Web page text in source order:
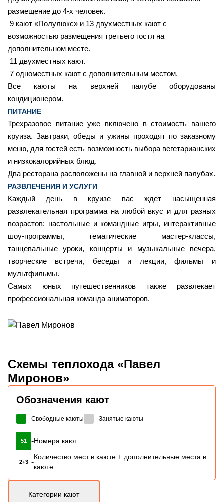
размещение до 4-х человек.
9 кают «Полулюкс» и 13 двухместных кают с
возможностью размещения третьего гостя на
дополнительном месте.
11 двухместных кают.
7 одноместных кают с дополнительным местом.
Все каюты на верхней палубе оборудованы
кондиционером.
ПИТАНИЕ
Трехразовое питание уже включено в стоимость вашего
круиза. Завтраки, обеды и ужины проходят по заказному
меню, для гостей есть возможность выбора вегетарианских
и низкокалорийных блюд.
Два ресторана расположены на главной и верхней палубах.
РАЗВЛЕЧЕНИЯ И УСЛУГИ
Каждый день в круизе вас ждет насыщенная
развлекательная программа на любой вкус и для разных
возрастов: настольные и командные игры, интерактивные
шоу-программы, тематические мастер-классы,
танцевальные уроки, концерты и музыкальные вечера,
творческие встречи, беседы и лекции, фильмы и
мультфильмы.
Самых юных путешественников также развлекает
профессиональная команда аниматоров.
Схемы теплохода «Павел
Миронов»
Обозначения кают
Свободные каюты Занятые каюты
51 -Номера кают
2+3 -
Количество мест в каюте + дополнительные места в
каюте
Категории кают